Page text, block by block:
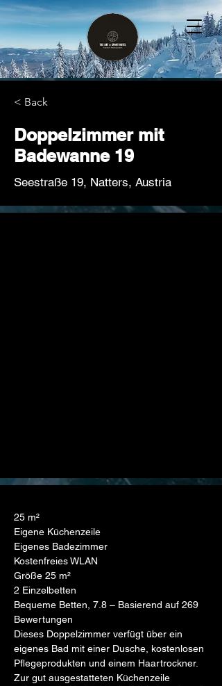
< Back
Doppelzimmer mit
Badewanne 19
Seestraße 19, Natters, Austria
25 m²
Eigene Küchenzeile
Eigenes Badezimmer
Kostenfreies WLAN
Größe 25 m²
2 Einzelbetten
Bequeme Betten, 7.8 – Basierend auf 269
Bewertungen
Dieses Doppelzimmer verfügt über ein
eigenes Bad mit einer Dusche, kostenlosen
Pflegeprodukten und einem Haartrockner.
Zur gut ausgestatteten Küchenzeile